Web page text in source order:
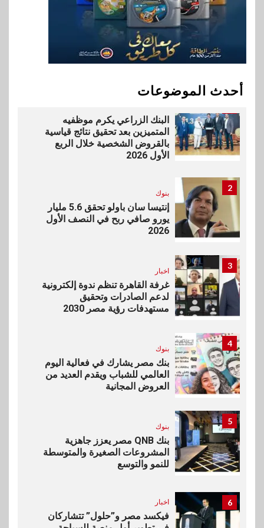
أحدث الموضوعات
سوق وصلة
vivo تشعل المنافسة في مصر
مع إطلاق Y500 المزود ببطارية
البنك الزراعي يكرم موظفيه
المتميزين بعد تحقيق نتائج قياسية
بالقروض الشخصية خلال الربع
الأول 2026
2
بنوك
إنتيسا سان باولو تحقق 5.6 مليار
يورو صافي ربح في النصف الأول
2026
3
اخبار
غرفة القاهرة تنظم ندوة إلكترونية
لدعم الصادرات وتحقيق
مستهدفات رؤية مصر 2030
4
بنوك
بنك مصر يشارك في فعالية اليوم
العالمي للشباب ويقدم العديد من
العروض المجانية
5
بنوك
بنك QNB مصر يعزز جاهزية
المشروعات الصغيرة والمتوسطة
للنمو والتوسع
6 اخبار
فيكسد مصر و”حلول” تتشاركان